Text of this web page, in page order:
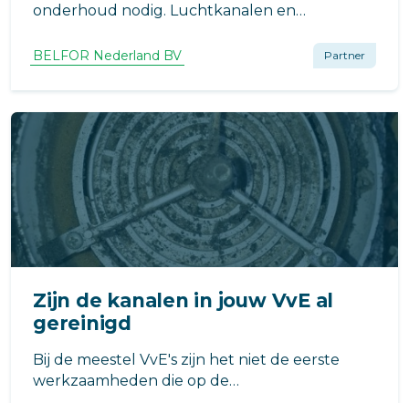
onderhoud nodig. Luchtkanalen en
ruimtes, waar mensen wonen en werken,
hebben grote invloed op de gezondheid.
BELFOR Nederland BV Partner
Zijn de kanalen in jouw VvE al
gereinigd
Bij de meestel VvE's zijn het niet de eerste
werkzaamheden die op de